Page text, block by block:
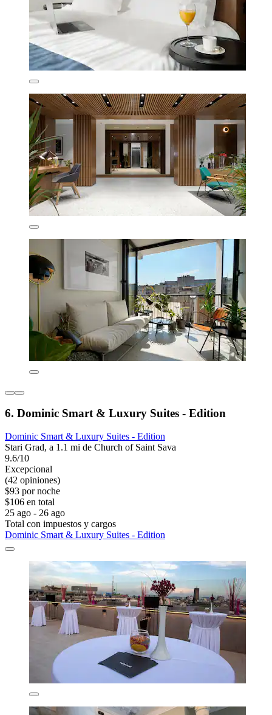
6. Dominic Smart & Luxury Suites - Edition
Dominic Smart & Luxury Suites - Edition
Stari Grad, a 1.1 mi de Church of Saint Sava
9.6/10
Excepcional
(42 opiniones)
$93 por noche
$106 en total
25 ago - 26 ago
Total con impuestos y cargos
Dominic Smart & Luxury Suites - Edition